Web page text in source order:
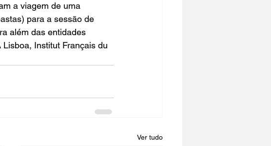
a viagem de uma
para a sessão de
além das entidades
Lisboa, Institut Français du
Ver tudo